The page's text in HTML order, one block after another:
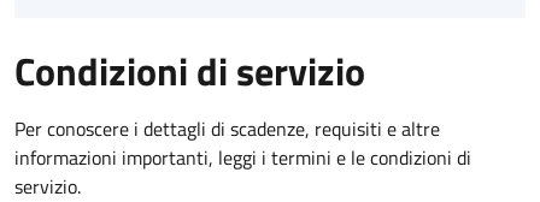
Condizioni di servizio
Per conoscere i dettagli di scadenze, requisiti e altre
informazioni importanti, leggi i termini e le condizioni di
servizio.